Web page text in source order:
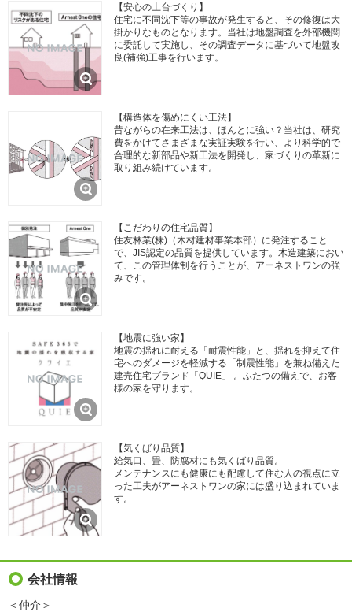
【安心の土台づくり】
住宅に不同沈下等の事故が発生すると、その修復は大
掛かりなものとなります。当社は地盤調査を外部機関
に委託して実施し、その調査データに基づいて地盤改
良(補強)工事を行います。
【構造体を傷めにくい工法】
昔ながらの在来工法は、ほんとに強い？当社は、研究
費をかけてさまざまな実証実験を行い、より科学的で
合理的な新部品や新工法を開発し、家づくりの革新に
取り組み続けています。
【こだわりの住宅品質】
住友林業(株)（木材建材事業本部）に発注すること
で、JIS認定の品質を提供しています。木造建築におい
て、この管理体制を行うことが、アーネストワンの強
みです。
【地震に強い家】
地震の揺れに耐える「耐震性能」と、揺れを抑えて住
宅へのダメージを軽減する「制震性能」を兼ね備えた
建売住宅ブランド「QUIE」 。ふたつの備えで、お客
様の家を守ります。
【気くばり品質】
給気口、畳、防腐材にも気くばり品質。
メンテナンスにも健康にも配慮して住む人の視点に立
った工夫がアーネストワンの家には盛り込まれていま
す。
会社情報
＜仲介＞